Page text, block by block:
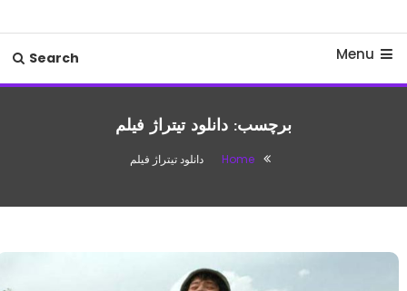
Menu
Search
برچسب: دانلود تیتراژ فیلم
Home دانلود تیتراژ فیلم